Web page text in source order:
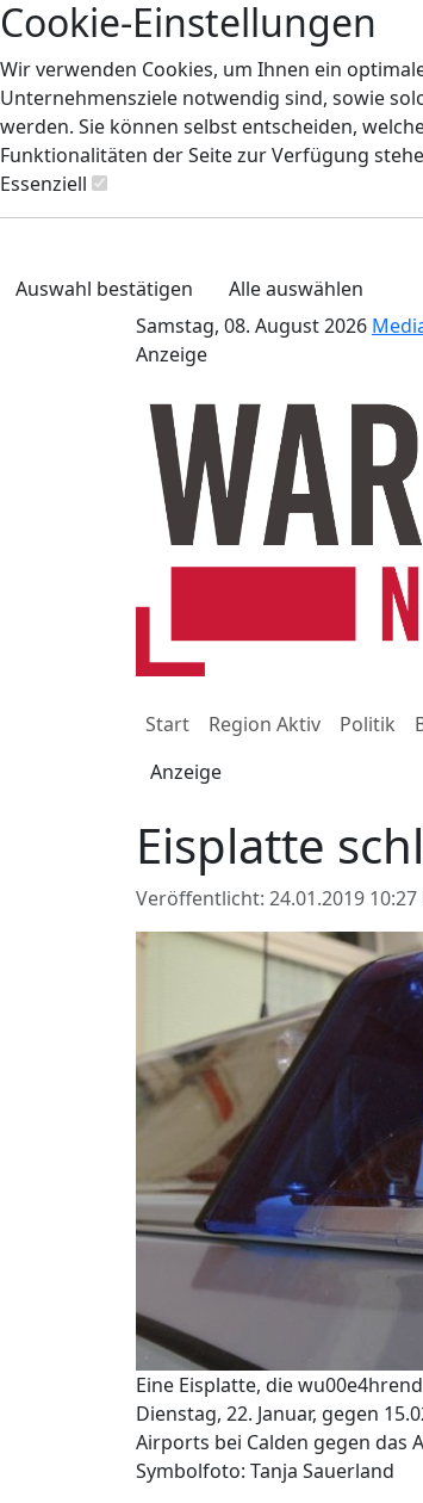
Cookie-Einstellungen
Wir verwenden Cookies, um Ihnen ein
Unternehmensziele notwendig sind, sowie
werden. Sie können selbst entscheiden,
Funktionalitäten der Seite zur Verfügung
Essenziell
Auswahl bestätigen
Alle auswählen
Samstag, 08. August 2026
Anzeige
Start Region Aktiv Politik
Anzeige
Eisplatte
Veröffentlicht: 24.01.2019
Eine Eisplatte, die
Dienstag, 22. Januar, gegen
Airports bei Calden gegen das
Symbolfoto: Tanja Sauerland